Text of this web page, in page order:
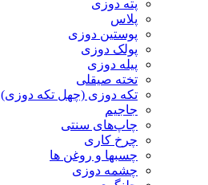
پته دوزی
پلاس
پوستین دوزی
پولک دوزی
پیله دوزی
تخته صیقلی
تکه دوزی (چهل تکه دوزی)
جاجیم
چاپ‌های سنتی
چرخ کاری
چسبها و روغن ها
چشمه دوزی